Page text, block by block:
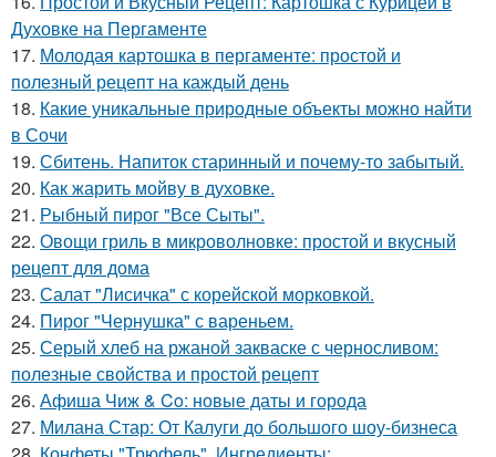
Духовке на Пергаменте
17. Молодая картошка в пергаменте: простой и
полезный рецепт на каждый день
18. Какие уникальные природные объекты можно найти
в Сочи
19. Сбитень. Напиток старинный и почему-то забытый.
20. Как жарить мойву в духовке.
21. Рыбный пирог "Все Сыты".
22. Овощи гриль в микроволновке: простой и вкусный
рецепт для дома
23. Салат "Лисичка" с корейской морковкой.
24. Пирог "Чернушка" с вареньем.
25. Серый хлеб на ржаной закваске с черносливом:
полезные свойства и простой рецепт
26. Афиша Чиж & Co: новые даты и города
27. Милана Стар: От Калуги до большого шоу-бизнеса